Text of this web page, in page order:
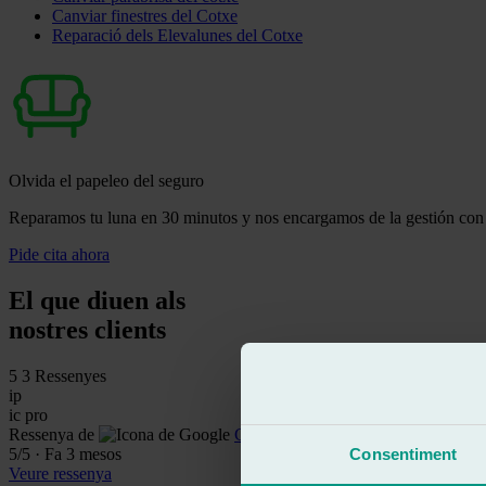
Consentiment
Canviar finestres del Cotxe
Reparació dels Elevalunes del Cotxe
Olvida el papeleo del seguro
Reparamos tu luna en 30 minutos y nos encargamos de la gestión
Pide cita ahora
El que diuen als
nostres clients
5 3 Ressenyes
ip
ic pro
Ressenya de
Google
5/5 · Fa 3 mesos
Veure ressenya